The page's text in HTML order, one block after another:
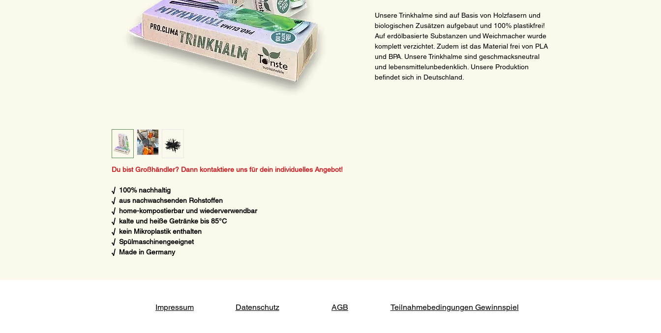
Du bist Großhändler? Dann kontaktiere uns für dein individuelles Angebot!
√ 100% nachhaltig
√ aus nachwachsenden Rohstoffen
√ home-kompostierbar und wiederverwendbar
√ kalte und heiße Getränke bis 85°C
√ kein Mikroplastik enthalten
√ Spülmaschinengeeignet
√ Made in Germany
Unsere Trinkhalme sind auf Basis von Holzfasern und
biologischen Zusätzen aufgebaut und 100% plastikfrei!
Auf erdölbasierte Substanzen und Weichmacher wurde
komplett verzichtet. Zudem ist das Material frei von PLA
und BPA. Unsere Trinkhalme sind geschmacksneutral
und lebensmittelunbedenklich. Unsere Produktion
befindet sich in Deutschland.
Impressum Datenschutz AGB Teilnahmebedingungen Gewinnspiel